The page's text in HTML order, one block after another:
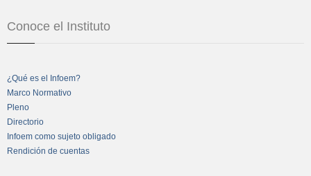
Conoce el Instituto
¿Qué es el Infoem?
Marco Normativo
Pleno
Directorio
Infoem como sujeto obligado
Rendición de cuentas